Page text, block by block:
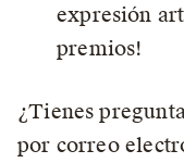
expresión
premios!
¿Tienes
por correo